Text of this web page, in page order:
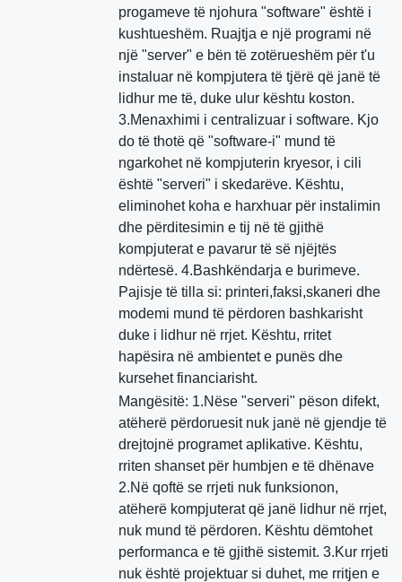
progameve të njohura "software" është i
kushtueshëm. Ruajtja e një programi në
një "server" e bën të zotërueshëm për t'u
instaluar në kompjutera të tjërë që janë të
lidhur me të, duke ulur kështu koston.
3.Menaxhimi i centralizuar i software. Kjo
do të thotë që "software-i" mund të
ngarkohet në kompjuterin kryesor, i cili
është "serveri" i skedarëve. Kështu,
eliminohet koha e harxhuar për instalimin
dhe përditesimin e tij në të gjithë
kompjuterat e pavarur të së njëjtës
ndërtesë. 4.Bashkëndarja e burimeve.
Pajisje të tilla si: printeri,faksi,skaneri dhe
modemi mund të përdoren bashkarisht
duke i lidhur në rrjet. Kështu, rritet
hapësira në ambientet e punës dhe
kursehet financiarisht.
Mangësitë: 1.Nëse "serveri" pëson difekt,
atëherë përdoruesit nuk janë në gjendje të
drejtojnë programet aplikative. Kështu,
rriten shanset për humbjen e të dhënave
2.Në qoftë se rrjeti nuk funksionon,
atëherë kompjuterat që janë lidhur në rrjet,
nuk mund të përdoren. Kështu dëmtohet
performanca e të gjithë sistemit. 3.Kur rrjeti
nuk është projektuar si duhet, me rritjen e